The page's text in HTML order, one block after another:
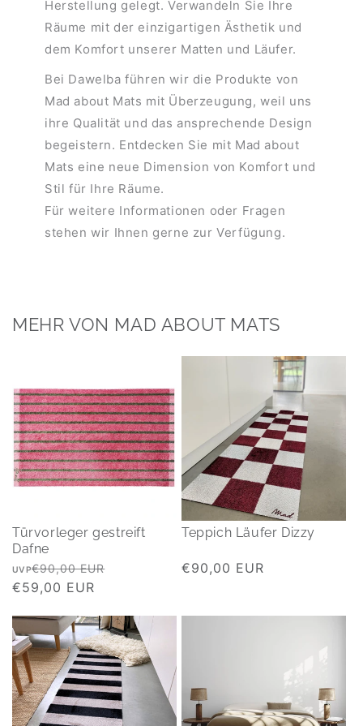
Herstellung gelegt. Verwandeln Sie Ihre
Räume mit der einzigartigen Ästhetik und
dem Komfort unserer Matten und Läufer.
Bei Dawelba führen wir die Produkte von
Mad about Mats mit Überzeugung, weil uns
ihre Qualität und das ansprechende Design
begeistern. Entdecken Sie mit Mad about
Mats eine neue Dimension von Komfort und
Stil für Ihre Räume.
Für weitere Informationen oder Fragen
stehen wir Ihnen gerne zur Verfügung.
MEHR VON MAD ABOUT MATS
Türvorleger gestreift
Dafne
Normaler
Preis
UVP€90,00 EUR
Verkaufspreis
€59,00 EUR
Teppich Läufer Dizzy
Normaler
€90,00 EUR